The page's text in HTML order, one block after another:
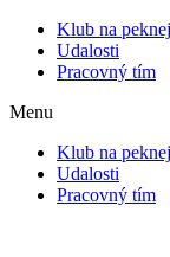
Klub na peknej
Udalosti
Pracovný tím
Menu
Klub na peknej
Udalosti
Pracovný tím